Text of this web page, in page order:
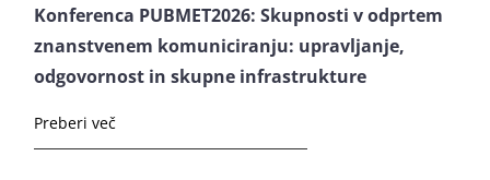
Konferenca PUBMET2026: Skupnosti v odprtem
znanstvenem komuniciranju: upravljanje,
odgovornost in skupne infrastrukture
Preberi več